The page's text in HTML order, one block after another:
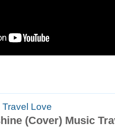
Travel Love
(Cover) Music